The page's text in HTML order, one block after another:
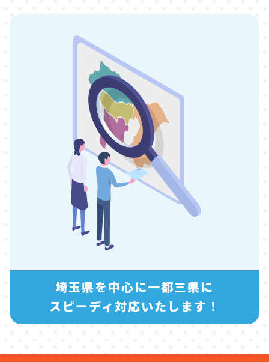
埼玉県を中心に一都三県に
スピーディ対応いたします！